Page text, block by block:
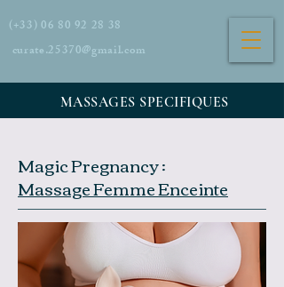
(+33)06 80 92 28 38
curate.25370@gmail.com
MASSAGES SPECIFIQUES
Magic Pregnancy :
Massage Femme Enceinte